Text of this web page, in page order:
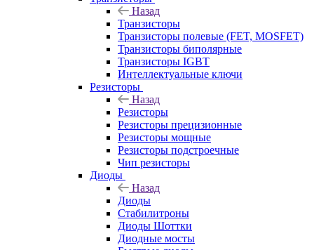
Назад
Транзисторы
Транзисторы полевые (FET, MOSFET)
Транзисторы биполярные
Транзисторы IGBT
Интеллектуальные ключи
Резисторы
Назад
Резисторы
Резисторы прецизионные
Резисторы мощные
Резисторы подстроечные
Чип резисторы
Диоды
Назад
Диоды
Стабилитроны
Диоды Шоттки
Диодные мосты